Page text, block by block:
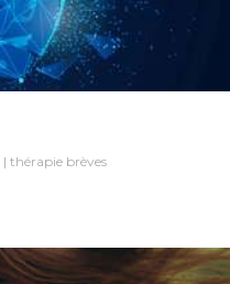
thérapie brèves